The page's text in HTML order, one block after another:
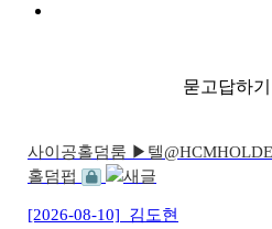
묻고답하
사이공홀덤룸 ▶텔
홀덤펍
[2026-08-10] 김도현